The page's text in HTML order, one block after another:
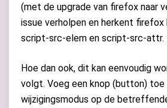
(met de upgrade van firefox naar
issue verholpen en herkent
script-src-elem en script-src-attr.
Hoe dan ook, dit kan eenvoudig
volgt. Voeg een knop (button)
wijzigingsmodus op de